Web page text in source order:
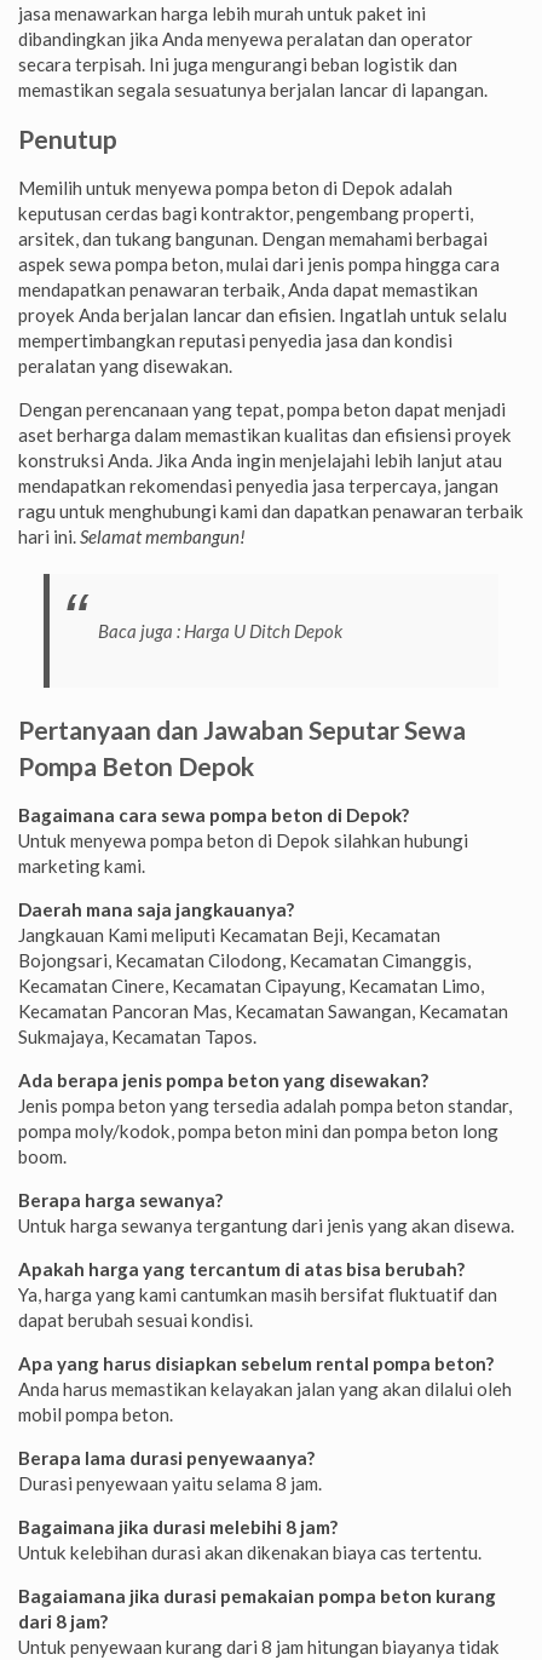
jasa menawarkan harga lebih murah untuk paket ini
dibandingkan jika Anda menyewa peralatan dan operator
secara terpisah. Ini juga mengurangi beban logistik dan
memastikan segala sesuatunya berjalan lancar di lapangan.
Penutup
Memilih untuk menyewa pompa beton di Depok adalah
keputusan cerdas bagi kontraktor, pengembang properti,
arsitek, dan tukang bangunan. Dengan memahami berbagai
aspek sewa pompa beton, mulai dari jenis pompa hingga cara
mendapatkan penawaran terbaik, Anda dapat memastikan
proyek Anda berjalan lancar dan efisien. Ingatlah untuk selalu
mempertimbangkan reputasi penyedia jasa dan kondisi
peralatan yang disewakan.
Dengan perencanaan yang tepat, pompa beton dapat menjadi
aset berharga dalam memastikan kualitas dan efisiensi proyek
konstruksi Anda. Jika Anda ingin menjelajahi lebih lanjut atau
mendapatkan rekomendasi penyedia jasa terpercaya, jangan
ragu untuk menghubungi kami dan dapatkan penawaran terbaik
hari ini.Selamat membangun!
Baca juga : Harga U Ditch Depok
Pertanyaan dan Jawaban Seputar Sewa
Pompa Beton Depok
Bagaimana cara sewa pompa beton di Depok?
Untuk menyewa pompa beton di Depok silahkan hubungi
marketing kami.
Daerah mana saja jangkauanya?
Jangkauan Kami meliputi Kecamatan Beji, Kecamatan
Bojongsari, Kecamatan Cilodong, Kecamatan Cimanggis,
Kecamatan Cinere, Kecamatan Cipayung, Kecamatan Limo,
Kecamatan Pancoran Mas, Kecamatan Sawangan, Kecamatan
Sukmajaya, Kecamatan Tapos.
Ada berapa jenis pompa beton yang disewakan?
Jenis pompa beton yang tersedia adalah pompa beton standar,
pompa moly/kodok, pompa beton mini dan pompa beton long
boom.
Berapa harga sewanya?
Untuk harga sewanya tergantung dari jenis yang akan disewa.
Apakah harga yang tercantum di atas bisa berubah?
Ya, harga yang kami cantumkan masih bersifat fluktuatif dan
dapat berubah sesuai kondisi.
Apa yang harus disiapkan sebelum rental pompa beton?
Anda harus memastikan kelayakan jalan yang akan dilalui oleh
mobil pompa beton.
Berapa lama durasi penyewaanya?
Durasi penyewaan yaitu selama 8 jam.
Bagaimana jika durasi melebihi 8 jam?
Untuk kelebihan durasi akan dikenakan biaya cas tertentu.
Bagaiamana jika durasi pemakaian pompa beton kurang
dari 8 jam?
Untuk penyewaan kurang dari 8 jam hitungan biayanya tidak